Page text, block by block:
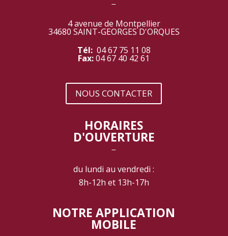
‾
4 avenue de Montpellier
34680 SAINT-GEORGES D'ORQUES
Tél: 04 67 75 11 08
Fax:04 67 40 42 61
NOUS CONTACTER
HORAIRES
D'OUVERTURE
‾
du lundi au vendredi :
8h-12h et 13h-17h
NOTRE APPLICATION
MOBILE